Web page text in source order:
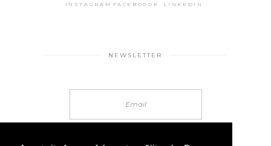
INSTAGRAM FACEBOOOK LINKEDIN
NEWSLETTER